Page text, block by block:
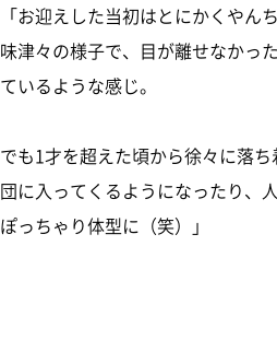
「お迎えした当初はとにかくや
味津々の様子で、目が離せなかっ
ているような感じ。
でも1才を超えた頃から徐々に落
団に入ってくるようになったり、
ぽっちゃり体型に（笑）」